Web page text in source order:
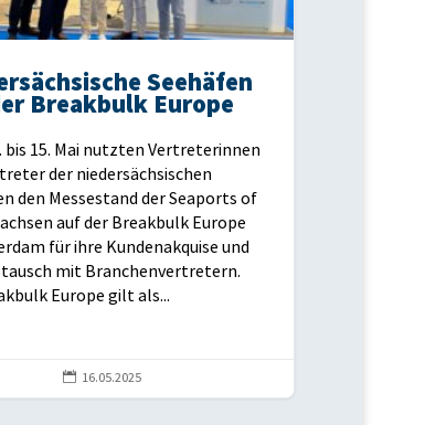
Seehäfen
Breakbulk Europe
bis 15. Mai nutzten Vertreterinnen
der niedersächsischen
den Messestand der Seaports of
auf der Breakbulk Europe
für ihre Kundenakquise und
mit Branchenvertretern.
Europe gilt als...
 16.05.2025